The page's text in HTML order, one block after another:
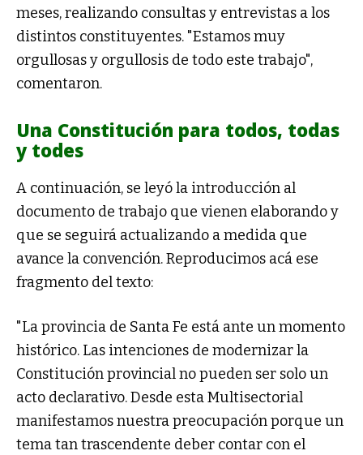
meses, realizando consultas y entrevistas a los
distintos constituyentes. "Estamos muy
orgullosas y orgullosis de todo este trabajo",
comentaron.
Una Constitución para todos, todas
y todes
A continuación, se leyó la introducción al
documento de trabajo que vienen elaborando y
que se seguirá actualizando a medida que
avance la convención. Reproducimos acá ese
fragmento del texto:
"La provincia de Santa Fe está ante un momento
histórico. Las intenciones de modernizar la
Constitución provincial no pueden ser solo un
acto declarativo. Desde esta Multisectorial
manifestamos nuestra preocupación porque un
tema tan trascendente deber contar con el